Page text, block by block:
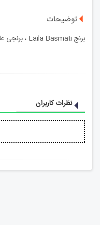
توضیحات
برنج Laila Basmati ، برنجی عالی و مرغوب ، از قدیمی و بالغ از دامنه های هیمالیا برداشت می شود. برنج Laila Basmati که به دلیل کیفیت عالی ، شیرینی ، عطر و بوی لطیف و طعم قوی مغذی مشهور است ، لذت طبیعت است.
نظرات کاربران